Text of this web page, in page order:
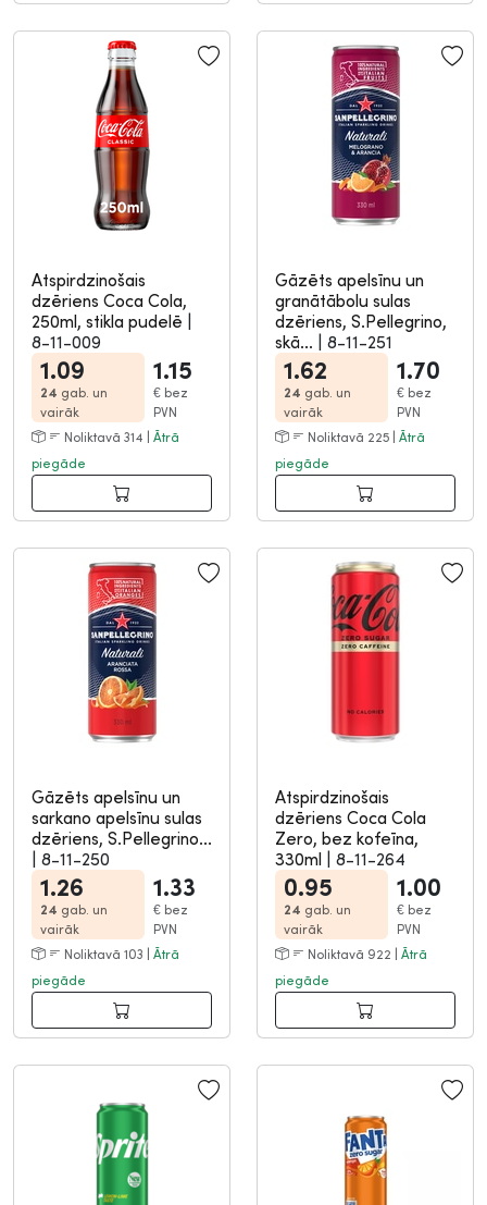
Atspirdzinošais
dzēriens Coca Cola,
250ml, stikla pudelē |
8-11-009
1.09
24 gab. un
vairāk
1.15
€ bez
PVN
Noliktavā 314 | Ātrā
piegāde
Gāzēts apelsīnu un
granātābolu sulas
dzēriens, S.Pellegrino,
skā... | 8-11-251
1.62
24 gab. un
vairāk
1.70
€ bez
PVN
Noliktavā 225 | Ātrā
piegāde
Gāzēts apelsīnu un
sarkano apelsīnu sulas
dzēriens, S.Pellegrino...
| 8-11-250
1.26
24 gab. un
vairāk
1.33
€ bez
PVN
Noliktavā 103 | Ātrā
piegāde
Atspirdzinošais
dzēriens Coca Cola
Zero, bez kofeīna,
330ml | 8-11-264
0.95
24 gab. un
vairāk
1.00
€ bez
PVN
Noliktavā 922 | Ātrā
piegāde